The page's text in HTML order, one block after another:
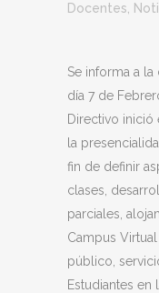
Docentes
Se informa a
día 7 de
Directivo inició
la
fin de definir
clases,
parciales,
Campus Virtual
público,
Estudiantes en